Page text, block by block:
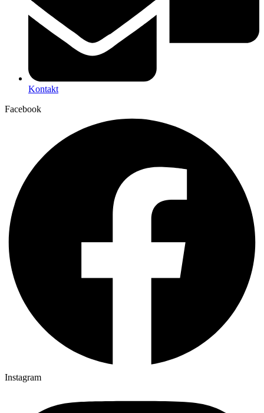
Kontakt
Facebook
Instagram